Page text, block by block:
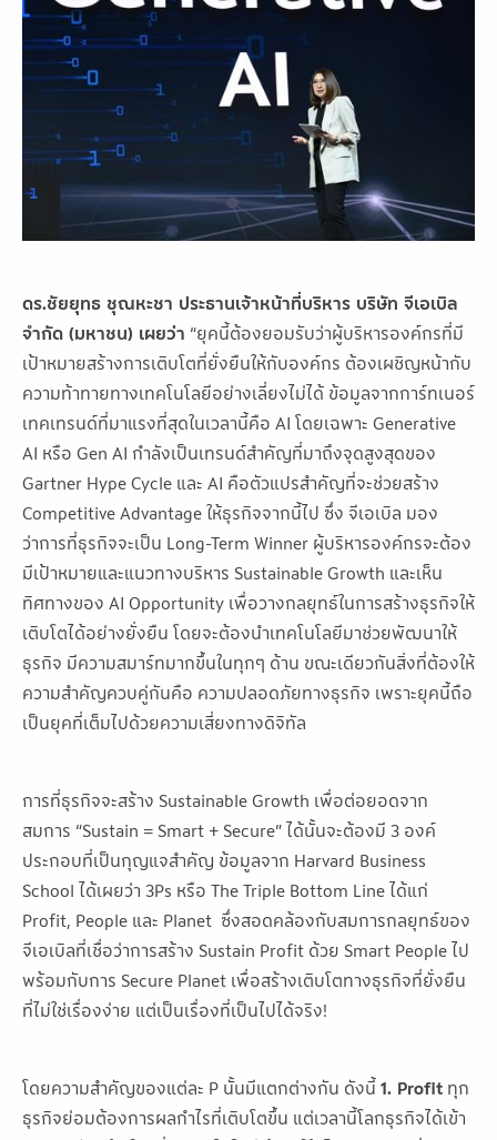
ดร.ชัยยุทธ ชุณหะชา ประธานเจ้าหน้าที่บริหาร บริษัท จีเอเบิล
จำกัด (มหาชน) เผยว่า “ยุคนี้ต้องยอมรับว่าผู้บริหารองค์กรที่มี
เป้าหมายสร้างการเติบโตที่ยั่งยืนให้กับองค์กร ต้องเผชิญหน้ากับ
ความท้าทายทางเทคโนโลยีอย่างเลี่ยงไม่ได้ ข้อมูลจากการ์ทเนอร์
เทคเทรนด์ที่มาแรงที่สุดในเวลานี้คือ AI โดยเฉพาะ Generative
AI หรือ Gen AI กำลังเป็นเทรนด์สำคัญที่มาถึงจุดสูงสุดของ
Gartner Hype Cycle และ AI คือตัวแปรสำคัญที่จะช่วยสร้าง
Competitive Advantage ให้ธุรกิจจากนี้ไป ซึ่ง จีเอเบิล มอง
ว่าการที่ธุรกิจจะเป็น Long-Term Winner ผู้บริหารองค์กรจะต้อง
มีเป้าหมายและแนวทางบริหาร Sustainable Growth และเห็น
ทิศทางของ AI Opportunity เพื่อวางกลยุทธ์ในการสร้างธุรกิจให้
เติบโตได้อย่างยั่งยืน โดยจะต้องนำเทคโนโลยีมาช่วยพัฒนาให้
ธุรกิจ มีความสมาร์ทมากขึ้นในทุกๆ ด้าน ขณะเดียวกันสิ่งที่ต้องให้
ความสำคัญควบคู่กันคือ ความปลอดภัยทางธุรกิจ เพราะยุคนี้ถือ
เป็นยุคที่เต็มไปด้วยความเสี่ยงทางดิจิทัล
การที่ธุรกิจจะสร้าง Sustainable Growth เพื่อต่อยอดจาก
สมการ “Sustain = Smart + Secure” ได้นั้นจะต้องมี 3 องค์
ประกอบที่เป็นกุญแจสำคัญ ข้อมูลจาก Harvard Business
School ได้เผยว่า 3Ps หรือ The Triple Bottom Line ได้แก่
Profit, People และ Planet ซึ่งสอดคล้องกับสมการกลยุทธ์ของ
จีเอเบิลที่เชื่อว่าการสร้าง Sustain Profit ด้วย Smart People ไป
พร้อมกับการ Secure Planet เพื่อสร้างเติบโตทางธุรกิจที่ยั่งยืน
ที่ไม่ใช่เรื่องง่าย แต่เป็นเรื่องที่เป็นไปได้จริง!
โดยความสำคัญของแต่ละ P นั้นมีแตกต่างกัน ดังนี้1. Profit ทุก
ธุรกิจย่อมต้องการผลกำไรที่เติบโตขึ้น แต่เวลานี้โลกธุรกิจได้เข้า